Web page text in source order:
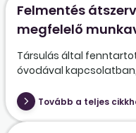
Felmentés
megfelelő
Társulás által
óvodával
Tovább a teljes